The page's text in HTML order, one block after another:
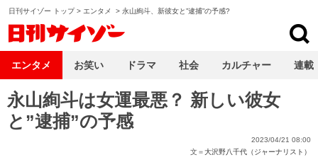
日刊サイゾー トップ> エンタメ > 永山絢斗、新彼女と”逮捕”の予感?
永山絢斗は女運最悪？ 新しい彼女
と”逮捕”の予感
2023/04/21 08:00
文＝大沢野八千代（ジャーナリスト）
エンタメ お笑い ドラマ 社会 カルチャー 連載